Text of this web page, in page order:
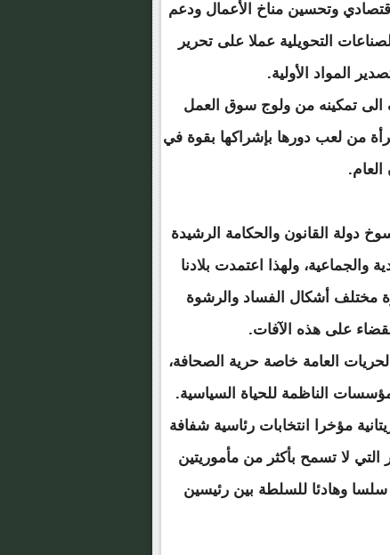
وتحسين مناخ الأعمال ودعم
التحويلية عملا على تحرير
المواد الأولية.
الى تمكينه من ولوج سوق العمل
من لعب دورها بإشراكها بقوة في
العام.
دولة القانون والحكامة الرشيدة
والجماعية، ولهذا اعتمدت بلادنا
مختلف أشكال الفساد والرشوة
على هذه الآفات.
العامة خاصة حرية الصحافة،
الناظمة للحياة السياسية.
مؤخرا انتخابات رئاسية شفافة
التي لا تسمح بأكثر من مأموريتين
سلسا وهادئا للسلطة بين رئيسين